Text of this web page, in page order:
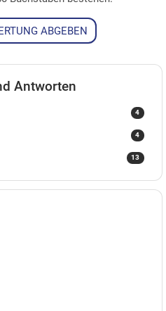
ABGEBEN
Antworten
4
4
13